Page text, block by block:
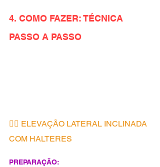
4. COMO FAZER: TÉCNICA
PASSO A PASSO
🏋️‍♂️ ELEVAÇÃO LATERAL INCLINADA
COM HALTERES
PREPARAÇÃO: